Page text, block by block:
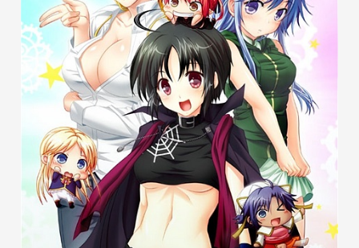
さ し す せ そ
た ち つ て と
な に ぬ ね
ひ ふ へ ほ
ま み む め
や ゆ よ
ら り れ ろ